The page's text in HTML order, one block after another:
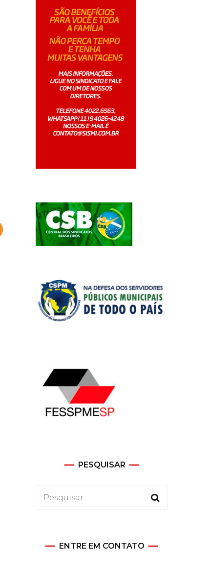
PESQUISAR
Pesquisar
ENTRE EM CONTATO